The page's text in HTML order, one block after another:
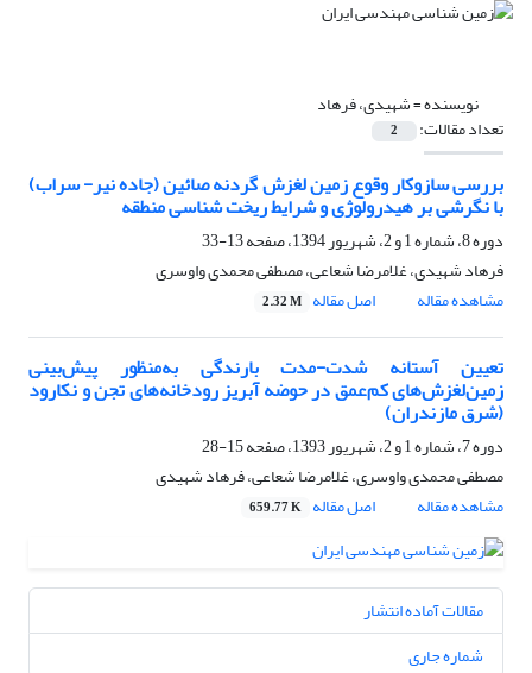
نویسنده =شهیدی، فرهاد
تعداد مقالات: 2
بررسی سازوکار وقوع زمین لغزش گردنه صائین (جاده نیر- سراب)
با نگرشی بر هیدرولوژی و شرایط ریخت شناسی منطقه
دوره 8، شماره 1 و 2، شهریور 1394، صفحه
13-33
فرهاد شهیدی، غلامرضا شعاعی، مصطفی محمدی واوسری
مشاهده مقاله
اصل مقاله 2.32 M
تعیین آستانه شدت-مدت بارندگی به‌منظور پیش‌بینی
زمین‌لغزش‌های کم‌عمق در حوضه آبریز رودخانه‌های تجن و نکارود
(شرق مازندران)
دوره 7، شماره 1 و 2، شهریور 1393، صفحه
15-28
مصطفی محمدی واوسری، غلامرضا شعاعی، فرهاد شهیدی
مشاهده مقاله
اصل مقاله 659.77 K
مقالات آماده انتشار
شماره جاری